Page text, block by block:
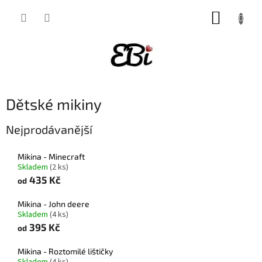
Dětské mikiny
Nejprodávanější
Mikina - Minecraft
Skladem (2 ks)
od 435 Kč
Mikina - John deere
Skladem (4 ks)
od 395 Kč
Mikina - Roztomilé lištičky